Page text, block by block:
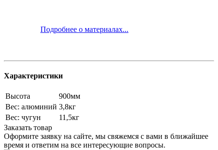
Подробнее о материалах...
Характеристики
Высота
900мм
Вес: алюминий 3,8кг
Вес: чугун
11,5кг
Заказать товар
Оформите заявку на сайте, мы свяжемся с вами в ближайшее
время и ответим на все интересующие вопросы.